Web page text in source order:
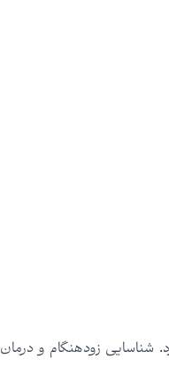
شناسایی زودهنگام و درمان